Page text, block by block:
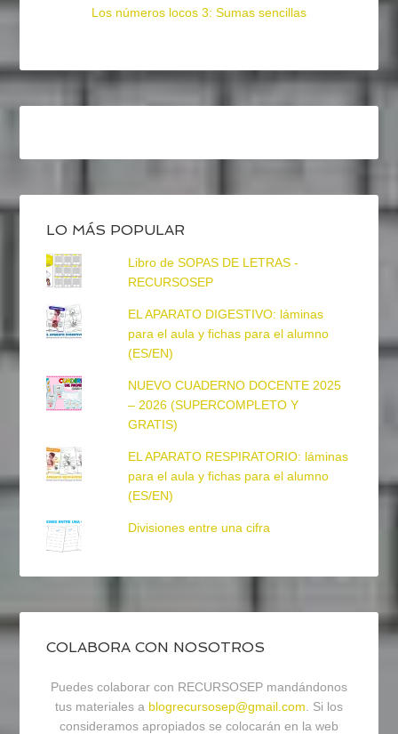
Los números locos 3: Sumas sencillas
LO MÁS POPULAR
Libro de SOPAS DE LETRAS -
RECURSOSEP
EL APARATO DIGESTIVO: láminas
para el aula y fichas para el alumno
(ES/EN)
NUEVO CUADERNO DOCENTE 2025
– 2026 (SUPERCOMPLETO Y
GRATIS)
EL APARATO RESPIRATORIO: láminas
para el aula y fichas para el alumno
(ES/EN)
Divisiones entre una cifra
COLABORA CON NOSOTROS
Puedes colaborar con RECURSOSEP mandándonos
tus materiales a blogrecursosep@gmail.com. Si los
consideramos apropiados se colocarán en la web